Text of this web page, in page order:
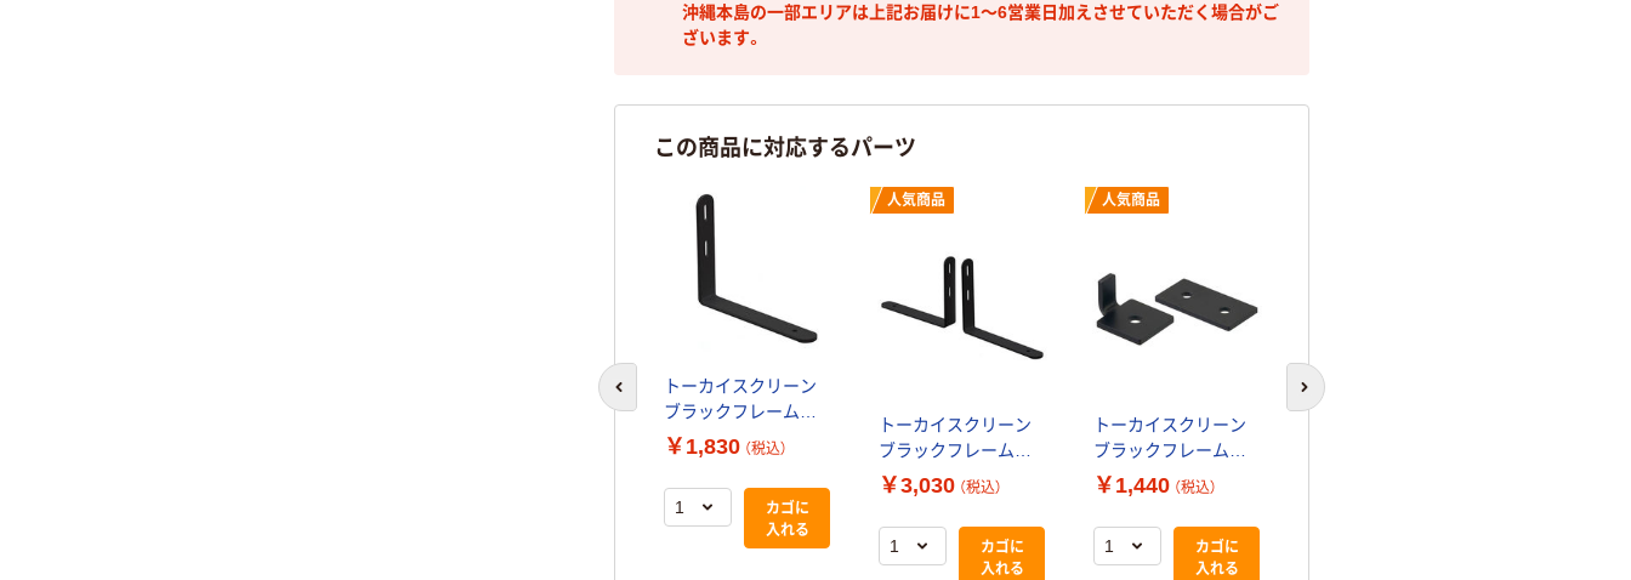
沖縄本島の一部エリアは上記お届けに1～6営業日加えさせていただく場合がご
ざいます。
この商品に対応するパーツ
トーカイスクリーン
ブラックフレームパ
ーティション専用 片
側補助脚 1個
￥1,830 （税込）
カゴに
入れる
人気商品
トーカイスクリーン
ブラックフレームパ
ーティション専用 両
側補助脚 1セット
￥3,030 （税込）
カゴに
入れる
人気商品
トーカイスクリーン
ブラックフレームパ
ーティション 直線・直
角連結金具 1セット
￥1,440 （税込）
カゴに
入れる
トーカイスクリーン
ブラックフレームパ
前のスライドへ 次のスライドへ